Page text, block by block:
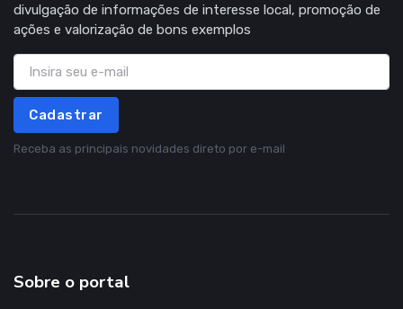
divulgação de informações de interesse local, promoção de
ações e valorização de bons exemplos
Cadastrar
Receba as principais novidades direto por e-mail
Sobre o portal